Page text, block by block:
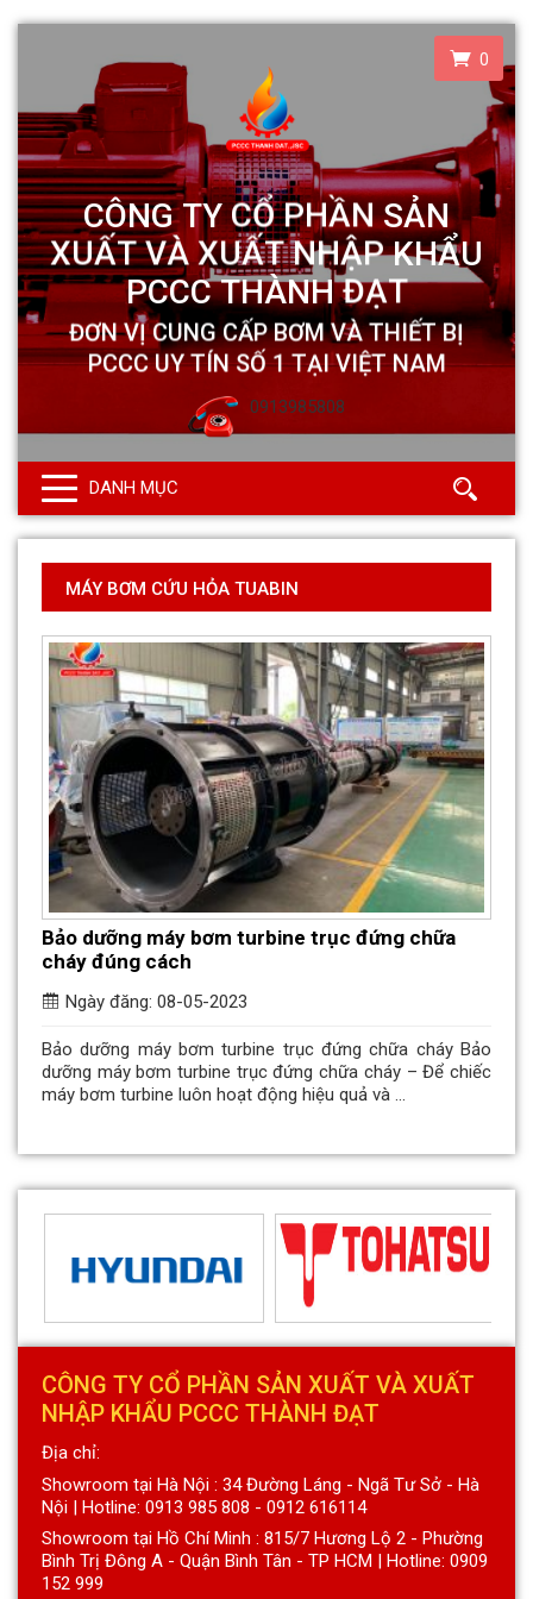
0
0913985808
DANH MỤC
MÁY BƠM CỨU HỎA TUABIN
Bảo dưỡng máy bơm turbine trục đứng chữa
cháy đúng cách
Ngày đăng: 08-05-2023
Bảo dưỡng máy bơm turbine trục đứng chữa cháy Bảo
dưỡng máy bơm turbine trục đứng chữa cháy – Để chiếc
máy bơm turbine luôn hoạt động hiệu quả và ...
CÔNG TY CỔ PHẦN SẢN XUẤT VÀ XUẤT
NHẬP KHẨU PCCC THÀNH ĐẠT
Địa chỉ:
Showroom tại Hà Nội : 34 Đường Láng - Ngã Tư Sở - Hà
Nội | Hotline: 0913 985 808 - 0912 616114
Showroom tại Hồ Chí Minh : 815/7 Hương Lộ 2 - Phường
Bình Trị Đông A - Quận Bình Tân - TP HCM | Hotline: 0909
152 999